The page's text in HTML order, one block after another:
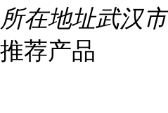
所在地址武汉市
推荐产品